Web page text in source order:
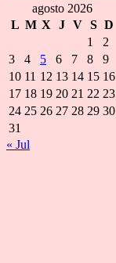
agosto 2026
L M X J V S D
1
2
3
4 5 6 7 8
9
10 11 12 13 14 15 16
17 18 19 20 21 22 23
24 25 26 27 28 29 30
31
« Jul